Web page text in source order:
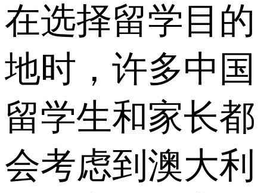
在选择留学目的
地时，许多中国
留学生和家长都
会考虑到澳大利